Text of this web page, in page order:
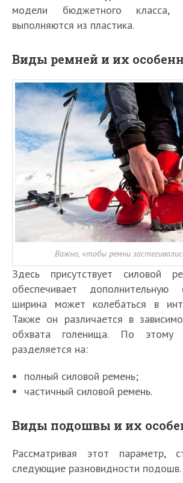
модели бюджетного
выполняются из пластика.
Виды ремней и их
Важно, чтобы ремни
Здесь присутствует силовой
обеспечивает дополнительную
ширина может колебаться в
Также он различается в
обхвата голенища. По этому
разделяется на:
полный силовой ремень;
частичный силовой ремень.
Виды подошвы и их
Рассматривая этот параметр,
следующие разновидности подошв.